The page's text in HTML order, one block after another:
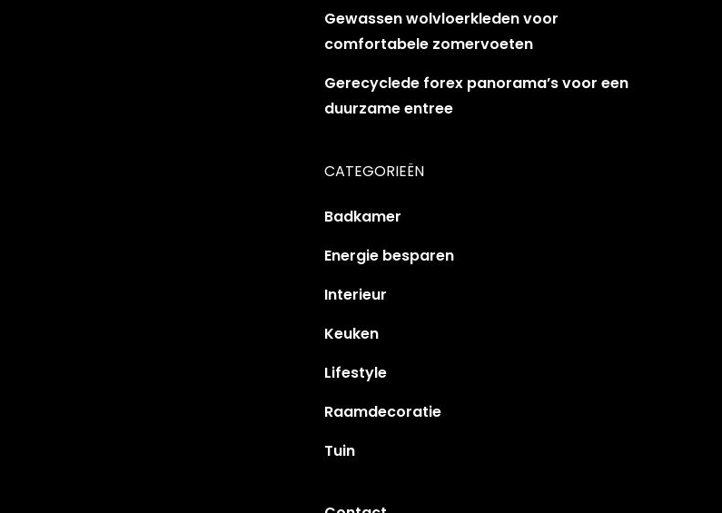
Gewassen wolvloerkleden voor
comfortabele zomervoeten
Gerecyclede forex panorama’s voor een
duurzame entree
CATEGORIEËN
Badkamer
Energie besparen
Interieur
Keuken
Lifestyle
Raamdecoratie
Tuin